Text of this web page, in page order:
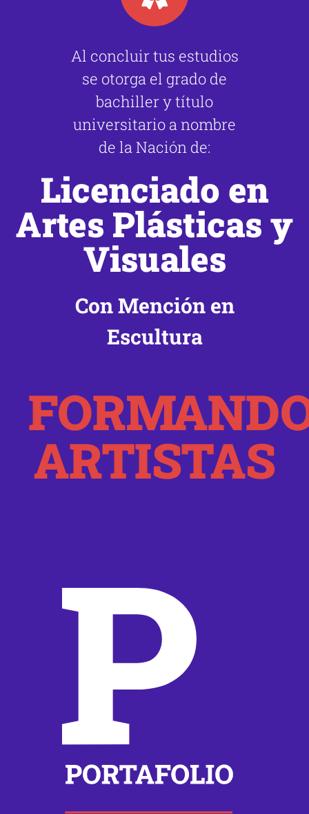
Al concluir tus estudios
se otorga el grado de
bachiller y título
universitario a nombre
de la Nación de:
Licenciado en
Artes Plásticas y
Visuales
Con Mención en
Escultura
ARTISTAS